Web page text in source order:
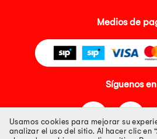
Medios de
Síguenos en
Usamos cookies para mejorar su
analizar el uso del sitio. Al hacer clic en